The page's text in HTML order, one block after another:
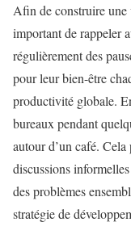
Afin de construire une
important de rappeler
régulièrement des
pour leur bien-être
productivité globale.
bureaux pendant
autour d’un café.
discussions
des problèmes
stratégie de